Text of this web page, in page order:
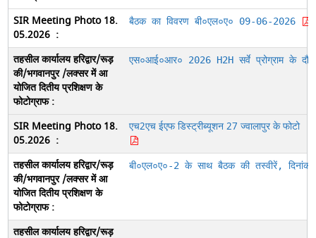
बैठक का विवरण बी०एल०ए० 09-06-2026
एस०आई०आर० 2026 H2H सर्वे प्रोग्राम के
एच2एच ईएफ डिस्ट्रीब्यूशन 27 ज्वालापुर के फोटो
बी०एल०ए०-2 के साथ बैठक की तस्वीरें,